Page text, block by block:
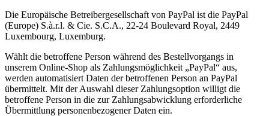
Die Europäische Betreibergesellschaft von PayPal ist die PayPal
(Europe) S.à.r.l. & Cie. S.C.A., 22-24 Boulevard Royal, 2449
Luxembourg, Luxemburg.
Wählt die betroffene Person während des Bestellvorgangs in
unserem Online-Shop als Zahlungsmöglichkeit „PayPal“ aus,
werden automatisiert Daten der betroffenen Person an PayPal
übermittelt. Mit der Auswahl dieser Zahlungsoption willigt die
betroffene Person in die zur Zahlungsabwicklung erforderliche
Übermittlung personenbezogener Daten ein.